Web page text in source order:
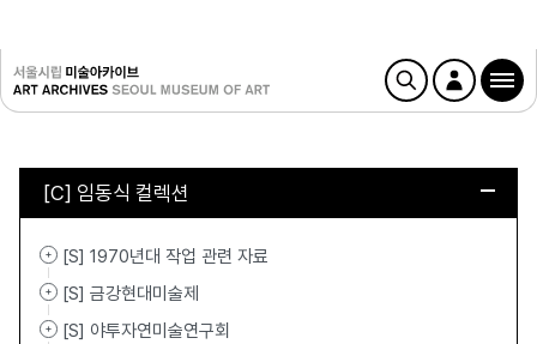
[C] 임동식 컬렉션
[S] 1970년대 작업 관련 자료
[S] 금강현대미술제
[S] 야투자연미술연구회